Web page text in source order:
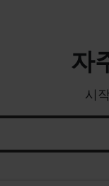
자
시